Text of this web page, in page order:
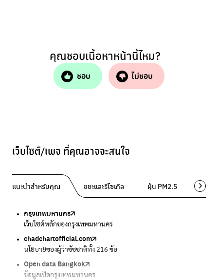
คุณชอบเนื้อหาหน้านี้ไหม?
ชอบ ไม่ชอบ
เว็บไซต์/เพจ ที่คุณอาจจะสนใจ
แนะนำสำหรับคุณ ขยะและรีไซเคิล ฝุ่น PM2.5 พื้นที่สี
กรุงเทพมหานคร
เว็บไซต์หลักของกรุงเทพมหานคร
chadchartofficial.com
นโยบายของผู้ว่าชัชชาติทั้ง 216 ข้อ
Open data Bangkok
ข้อมูลเปิดกรุงเทพมหานคร
Traffy Fondue
แจ้งปัญหาขยะ เพื่อให้หน่วยงานแก้ไข
BKK Zero Waste
กรุงเทพฯไม่เทรวม
ลุงซาเล้งกับขยะที่หายไป
เริ่มแยกขยะตั้งแต่วันนี้ เดี๋ยวลุงสอนให้
Traffy Fondue
แจ้งปัญหาฝุ่น เพื่อให้หน่วยงานแก้ไข
Airbkk
รายงานคุณภาพอากาศในกรุงเทพมหานคร
Air4Thai
ตรวจสอบสภาพอากาศรอบตัวคุณง่ายๆ
Bangkok Trees
ความคืบหน้าโครงการต้นไม้ล้านต้น
Greener Bangkok 2030
โครงการเพิ่มพื้นที่สีเขียวภายในปี 2030
We park
เครือข่ายพัฒนาเมืองและชุมชนสุขภาวะ
DCCE
กรมการเปลี่ยนแปลงสภาพภูมิอากาศและสิ่งแวดล้อม
BangkokStories
เรื่องราวในกรุงเทพโดยครีเอเตอร์
กรมควบคุมมลพิษ
แหล่งข้อมูลเกี่ยวกับมาตรฐานคุณภาพอากาศ น้ำ และเสียง